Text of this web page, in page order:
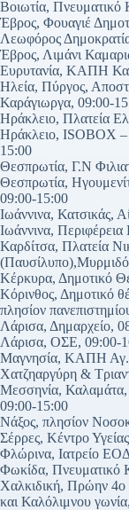
Βοιωτία,
Έβρος, Φουαγιέ
Λεωφόρος
Έβρος, Λιμάνι
Ευρυτανία, ΚΑΠΗ
Ηλεία, Πύργος,
Καράγιωργα, 09:00-
Ηράκλειο, Πλατεία
Ηράκλειο, ISOBOX
15:00
Θεσπρωτία, Γ.Ν
Θεσπρωτία,
09:00-15:00
Ιωάννινα, Κατσικάς,
Ιωάννινα,
Καρδίτσα, Πλατεία
Κέρκυρα, Δημοτικό
Κόρινθος, Δημοτικό
πλησίον
Λάρισα, Δημαρχείο,
Λάρισα, ΟΣΕ, 09:00-
Μαγνησία, ΚΑΠΗ Αγ.
Χατζηαργύρη &
Μεσσηνία,
09:00-15:00
Νάξος, πλησίον
Σέρρες, Κέντρο
Φλώρινα, Ιατρείο
Φωκίδα, Πνευματικό
Χαλκιδική, Πρώην 4ο
και Καλόλιμνου